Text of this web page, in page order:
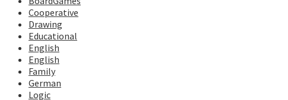
Cooperative
Drawing
Educational
English
English
Family
German
Logic